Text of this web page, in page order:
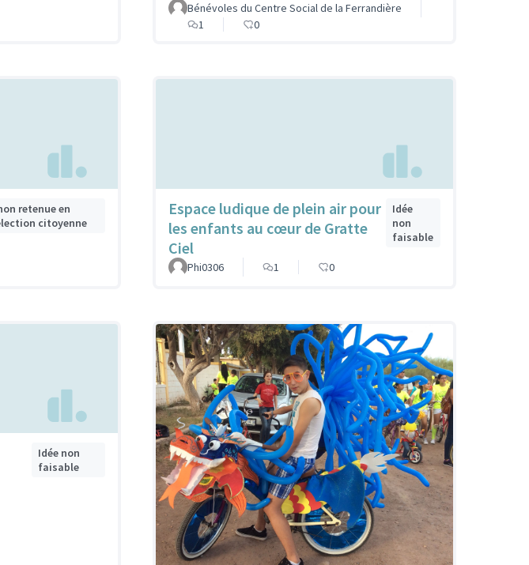
Bénévoles du Centre Social de la Ferrandière
1
0
retenue en
citoyenne
Espace ludique de plein air pour
les enfants au cœur de Gratte
Ciel
Idée
non
faisable
Phi0306 1 0
Idée non
faisable